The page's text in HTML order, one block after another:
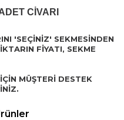
CİVARI
'SEÇİNİZ' SEKMESİNDEN
FİYATI, SEKME
MÜŞTERİ DESTEK